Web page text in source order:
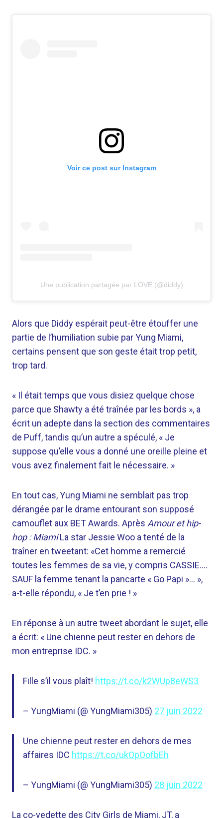
Voir ce post sur Instagram
Une publication partagée par LOVE (@diddy)
Alors que Diddy espérait peut-être étouffer une
partie de l’humiliation subie par Yung Miami,
certains pensent que son geste était trop petit,
trop tard.
« Il était temps que vous disiez quelque chose
parce que Shawty a été traînée par les bords », a
écrit un adepte dans la section des commentaires
de Puff, tandis qu’un autre a spéculé, « Je
suppose qu’elle vous a donné une oreille pleine et
vous avez finalement fait le nécessaire. »
En tout cas, Yung Miami ne semblait pas trop
dérangée par le drame entourant son supposé
camouflet aux BET Awards. Après Amour et hip-
hop : MiamiLa star Jessie Woo a tenté de la
traîner en tweetant: «Cet homme a remercié
toutes les femmes de sa vie, y compris CASSIE….
SAUF la femme tenant la pancarte « Go Papi »… »,
a-t-elle répondu, « Je t’en prie ! »
En réponse à un autre tweet abordant le sujet, elle
a écrit: « Une chienne peut rester en dehors de
mon entreprise IDC. »
Fille s’il vous plaît! https://t.co/k2WUp8eWS3
– YungMiami (@ YungMiami305) 27 juin 2022
Une chienne peut rester en dehors de mes
affaires IDC https://t.co/ukQpOofbEh
– YungMiami (@ YungMiami305) 28 juin 2022
La co-vedette des City Girls de Miami, JT, a